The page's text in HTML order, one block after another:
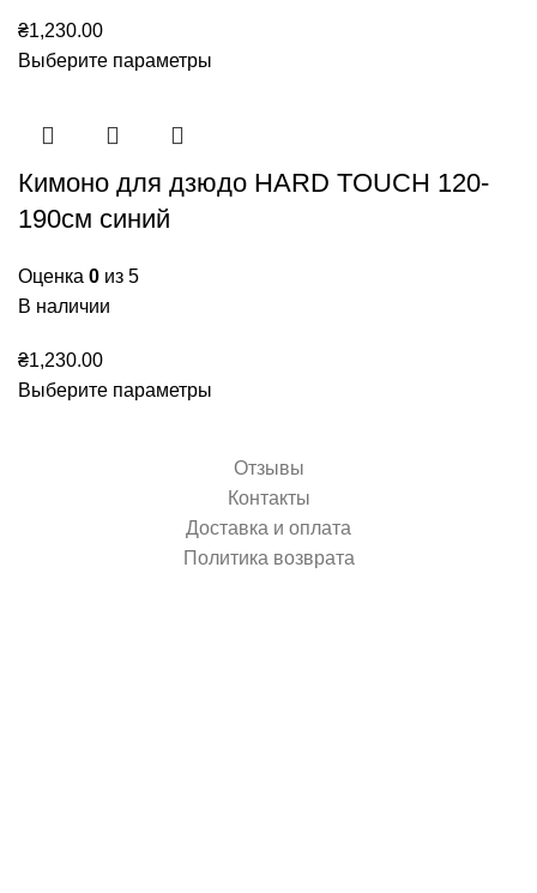
₴1,230.00
Выберите параметры
Кимоно для дзюдо HARD TOUCH 120-
190см синий
Оценка 0 из 5
В наличии
₴1,230.00
Выберите параметры
Отзывы
Контакты
Доставка и оплата
Политика возврата